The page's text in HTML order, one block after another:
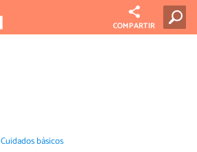
COMPARTIR
Cuidados básicos